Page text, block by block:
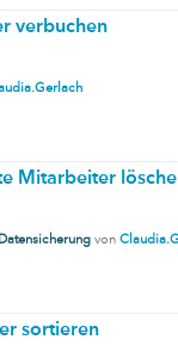
verbuchen
Mitarbeiter
von
sortieren